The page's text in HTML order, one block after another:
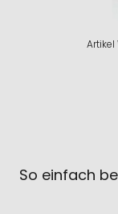
So einfach